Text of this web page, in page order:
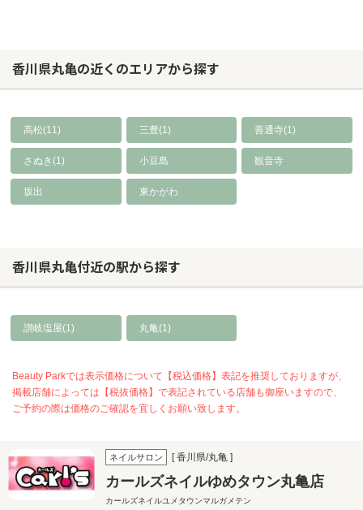
香川県丸亀の近くのエリアから探す
高松(11) 三豊(1) 善通寺(1)
さぬき(1) 小豆島 観音寺
坂出 東かがわ
香川県丸亀付近の駅から探す
讃岐塩屋(1) 丸亀(1)
Beauty Parkでは表示価格について【税込価格】表記を推奨しておりますが、
掲載店舗によっては【税抜価格】で表記されている店舗も御座いますので、
ご予約の際は価格のご確認を宜しくお願い致します。
ネイルサロン [ 香川県/丸亀 ]
カールズネイルゆめタウン丸亀店
カールズネイルユメタウンマルガメテン